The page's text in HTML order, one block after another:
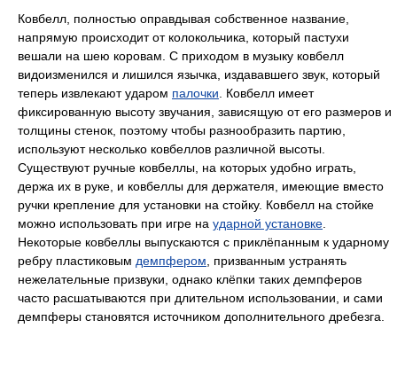
Ковбелл, полностью оправдывая собственное название,
напрямую происходит от колокольчика, который пастухи
вешали на шею коровам. С приходом в музыку ковбелл
видоизменился и лишился язычка, издававшего звук, который
теперь извлекают ударом палочки . Ковбелл имеет
фиксированную высоту звучания, зависящую от его размеров и
толщины стенок, поэтому чтобы разнообразить партию,
используют несколько ковбеллов различной высоты.
Существуют ручные ковбеллы, на которых удобно играть,
держа их в руке, и ковбеллы для держателя, имеющие вместо
ручки крепление для установки на стойку. Ковбелл на стойке
можно использовать при игре на ударной установке
Некоторые ковбеллы выпускаются с приклёпанным к ударному
ребру пластиковым демпфером , призванным устранять
нежелательные призвуки, однако клёпки таких демпферов
часто расшатываются при длительном использовании, и сами
демпферы становятся источником дополнительного дребезга.